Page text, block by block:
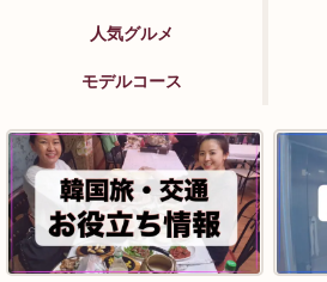
人気グルメ
モデルコース